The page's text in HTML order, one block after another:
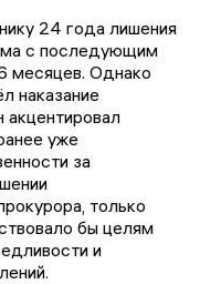
24 года лишения
с последующим
месяцев. Однако
наказание
акцентировал
уже
за
только
бы целям
и